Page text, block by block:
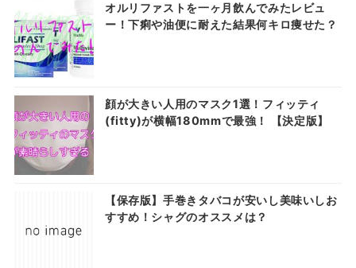
オルリファストを一ヶ月飲んでみたレビュ
ー！下痢や油便に耐えた結果何キロ痩せた？
顔が大きい人用のマスク1選！フィッティ
(fitty)が横幅180mmで最強！ 【決定版】
【保存版】手巻きタバコが安いし美味いしお
すすめ！シャグのオススメは？